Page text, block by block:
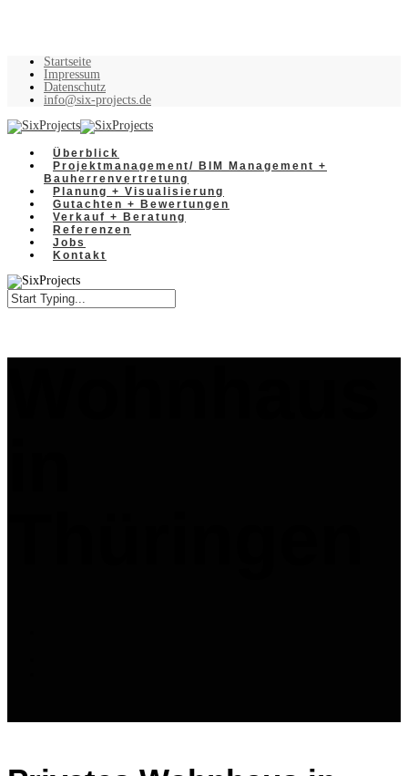
Startseite
Impressum
Datenschutz
info@six-projects.de
Überblick
Projektmanagement/ BIM Management +
Bauherrenvertretung
Planung + Visualisierung
Gutachten + Bewertungen
Verkauf + Beratung
Referenzen
Jobs
Kontakt